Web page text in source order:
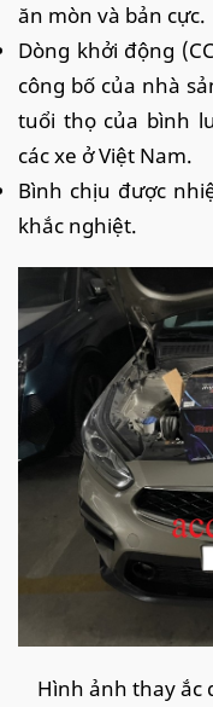
ăn mòn và bản cực.
Dòng khởi động
công bố của nhà
tuổi thọ của bình
các xe ở Việt Nam.
Bình chịu được
khắc nghiệt.
Hình ảnh thay ắc